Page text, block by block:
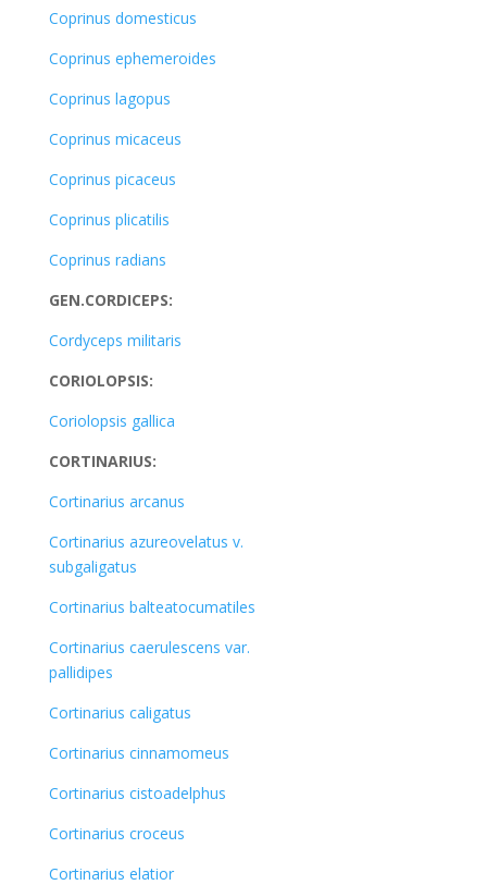
Coprinus domesticus
Coprinus ephemeroides
Coprinus lagopus
Coprinus micaceus
Coprinus picaceus
Coprinus plicatilis
Coprinus radians
GEN.CORDICEPS:
Cordyceps militaris
CORIOLOPSIS:
Coriolopsis gallica
CORTINARIUS:
Cortinarius arcanus
Cortinarius azureovelatus v.
subgaligatus
Cortinarius balteatocumatiles
Cortinarius caerulescens var.
pallidipes
Cortinarius caligatus
Cortinarius cinnamomeus
Cortinarius cistoadelphus
Cortinarius croceus
Cortinarius elatior